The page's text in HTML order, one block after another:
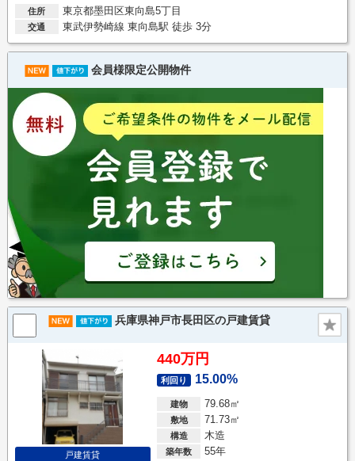
住所 東京都墨田区東向島5丁目
交通 東武伊勢崎線 東向島駅 徒歩 3分
会員様限定公開物件
兵庫県神戸市長田区の戸建賃貸
戸建賃貸
440万円
利回り 15.00%
建物 79.68㎡
敷地 71.73㎡
構造 木造
築年数 55年